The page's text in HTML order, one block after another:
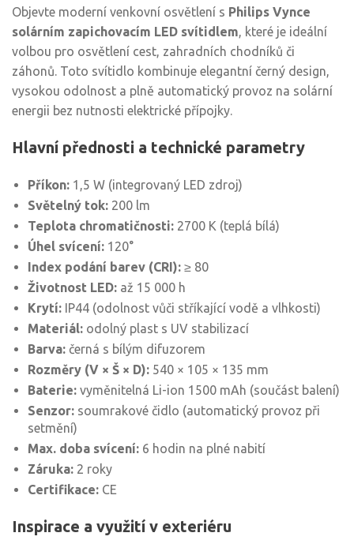
Objevte moderní venkovní osvětlení s Philips Vynce
solárním zapichovacím LED svítidlem, které je ideální
volbou pro osvětlení cest, zahradních chodníků či
záhonů. Toto svítidlo kombinuje elegantní černý design,
vysokou odolnost a plně automatický provoz na solární
energii bez nutnosti elektrické přípojky.
Hlavní přednosti a technické parametry
Příkon: 1,5 W (integrovaný LED zdroj)
Světelný tok: 200 lm
Teplota chromatičnosti: 2700 K (teplá bílá)
Úhel svícení: 120°
Index podání barev (CRI): ≥ 80
Životnost LED: až 15 000 h
Krytí: IP44 (odolnost vůči stříkající vodě a vlhkosti)
Materiál: odolný plast s UV stabilizací
Barva: černá s bílým difuzorem
Rozměry (V × Š × D): 540 × 105 × 135 mm
Baterie: vyměnitelná Li-ion 1500 mAh (součást balení)
Senzor: soumrakové čidlo (automatický provoz při
setmění)
Max. doba svícení: 6 hodin na plné nabití
Záruka: 2 roky
Certifikace: CE
Inspirace a využití v exteriéru